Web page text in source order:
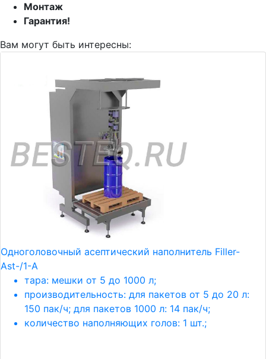
Монтаж
Гарантия!
Вам могут быть интересны:
Одноголовочный асептический наполнитель Filler-
Ast-/1-A
тара: мешки от 5 до 1000 л;
производительность: для пакетов от 5 до 20 л:
150 пак/ч; для пакетов 1000 л: 14 пак/ч;
количество наполняющих голов: 1 шт.;